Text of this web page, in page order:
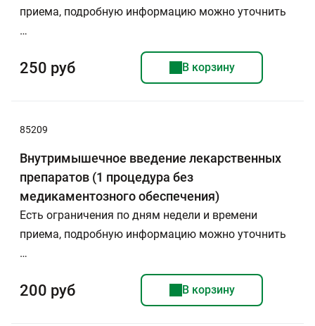
приема, подробную информацию можно уточнить
…
250 руб В корзину
85209
Внутримышечное введение лекарственных
препаратов (1 процедура без
медикаментозного обеспечения)
Есть ограничения по дням недели и времени
приема, подробную информацию можно уточнить
…
200 руб В корзину